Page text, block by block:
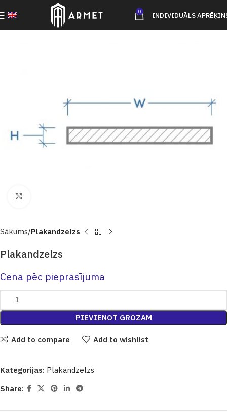
0 INDIVIDUĀLS
Sākums Plakandzelzs
Plakandzelzs
Cena pēc pieprasījuma
PIEVIENOT GROZAM
Add to compare Add to wishlist
Kategorijas: Plakandzelzs
Share: